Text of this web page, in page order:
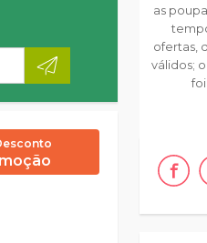
as
ofertas,
válidos;